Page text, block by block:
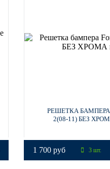
РЕШЕТКА БАМПЕРА
2(08-11) БЕЗ
1 700 руб 3 шт.